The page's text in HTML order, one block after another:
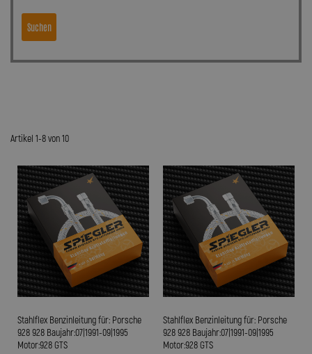
Suchen
Artikel 1-8 von 10
Stahlflex Benzinleitung für: Porsche
928 928 Baujahr:07|1991-09|1995
Motor:928 GTS
Stahlflex Benzinleitung für: Porsche
928 928 Baujahr:07|1991-09|1995
Motor:928 GTS